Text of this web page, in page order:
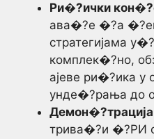
Ри�?ички
ава�?е �?а
стратегијама
комплек�?но,
ајеве ри�?ика у
унде�?рања до
трива�?и �?РИ